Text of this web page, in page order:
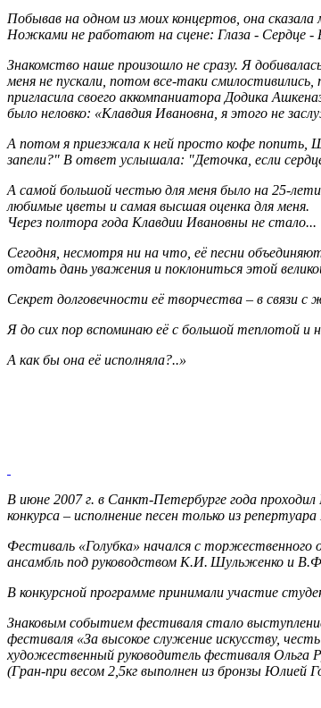
Побывав на одном из моих концертов, она
Ножками не работают на сцене: Глаза - Сердце
Знакомство наше произошло не сразу. Я
меня не пускали, потом все-таки
пригласила своего аккомпаниатора Додика
было неловко: «Клавдия Ивановна, я этого не
А потом я приезжала к ней просто кофе попить,
запели?" В ответ услышала: "Деточка, если
А самой большой честью для меня было на 25-
любимые цветы и самая высшая оценка для меня.
Через полтора года Клавдии Ивановны не стало...
Сегодня, несмотря ни на что, её песни
отдать дань уважения и поклониться этой
Секрет долговечности её творчества – в связи
Я до сих пор вспоминаю её с большой теплотой и
А как бы она её исполняла?..»
В июне 2007 г. в Санкт-Петербурге года
конкурса – исполнение песен только из
Фестиваль «Голубка» начался с
ансамбль под руководством К.И. Шульженко и
В конкурсной программе принимали участие
Знаковым событием фестиваля стало
фестиваля «За высокое служение искусству,
художественный руководитель фестиваля Ольга
(Гран-при весом 2,5кг выполнен из бронзы Юлией